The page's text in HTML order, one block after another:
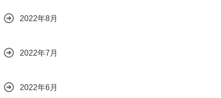
2022年8月
2022年7月
2022年6月